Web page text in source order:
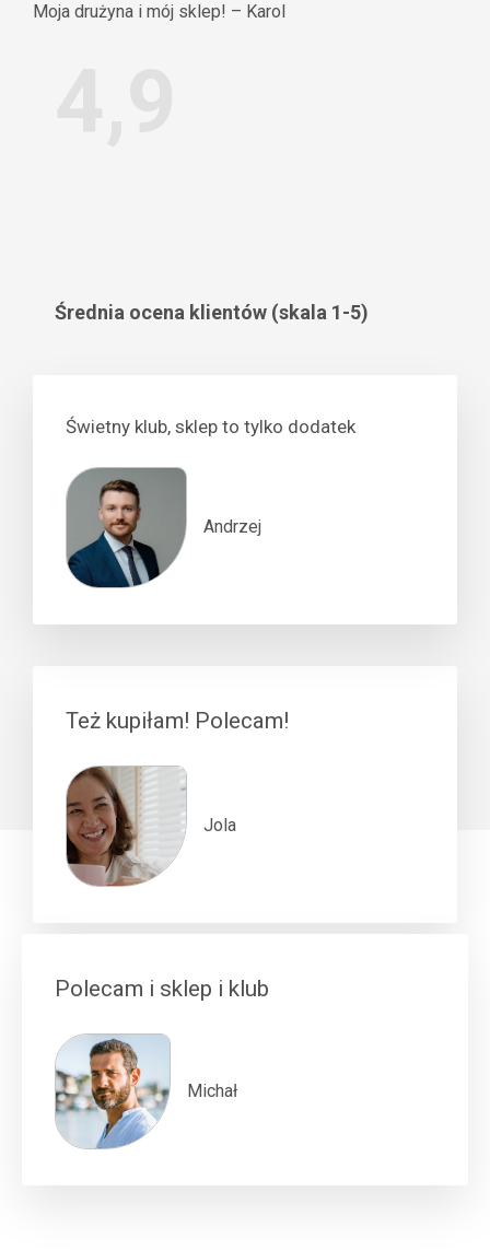
Moja drużyna i mój sklep! – Karol
Średnia ocena klientów (skala 1-5)
Świetny klub, sklep to tylko dodatek
Andrzej
Też kupiłam! Polecam!
Jola
Polecam i sklep i klub
Michał